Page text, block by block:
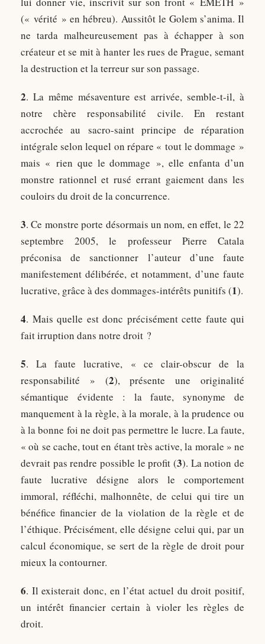
(« vérité » en hébreu). Aussitôt le Golem s’anima. Il
ne tarda malheureusement pas à échapper à son
créateur et se mit à hanter les rues de Prague, semant
la destruction et la terreur sur son passage.
2. La même mésaventure est arrivée, semble-t-il, à
notre chère responsabilité civile. En restant
accrochée au sacro-saint principe de réparation
intégrale selon lequel on répare « tout le dommage »
mais « rien que le dommage », elle enfanta d’un
monstre rationnel et rusé errant gaiement dans les
couloirs du droit de la concurrence.
3. Ce monstre porte désormais un nom, en effet, le 22
septembre 2005, le professeur Pierre Catala
préconisa de sanctionner l’auteur d’une faute
manifestement délibérée, et notamment, d’une faute
lucrative, grâce à des dommages-intérêts punitifs (1).
4. Mais quelle est donc précisément cette faute qui
fait irruption dans notre droit ?
5. La faute lucrative, « ce clair-obscur de la
responsabilité » (2), présente une originalité
sémantique évidente : la faute, synonyme de
manquement à la règle, à la morale, à la prudence ou
à la bonne foi ne doit pas permettre le lucre. La faute,
« où se cache, tout en étant très active, la morale » ne
devrait pas rendre possible le profit (3). La notion de
faute lucrative désigne alors le comportement
immoral, réfléchi, malhonnête, de celui qui tire un
bénéfice financier de la violation de la règle et de
l’éthique. Précisément, elle désigne celui qui, par un
calcul économique, se sert de la règle de droit pour
mieux la contourner.
6. Il existerait donc, en l’état actuel du droit positif,
un intérêt financier certain à violer les règles de
droit.